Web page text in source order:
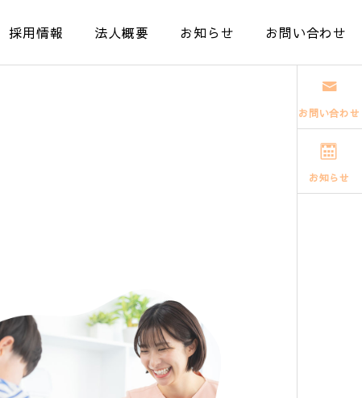
採用情報 法人概要 お知らせ お問い合わせ
お問い合わせ
お知らせ